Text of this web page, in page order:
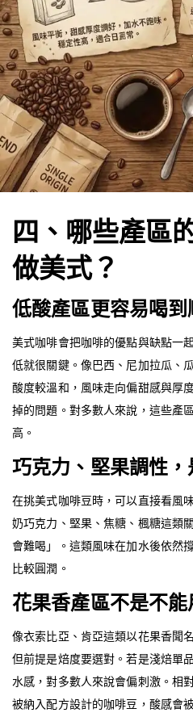
四、哪些產區
做美式？
低酸產區更容易喝
美式咖啡會把咖啡的優點與缺點一
低就很關鍵。像巴西、尼加拉瓜、
酸度較溫和，風味走向偏甜感與厚
掉的問題。對多數人來說，這些產
高。
巧克力、堅果調性
在挑美式咖啡豆時，可以直接看風
奶巧克力、堅果、焦糖、楓糖這類
會難喝」。這類風味在加水後依然
比較圓潤。
花果香產區不是不
像衣索比亞、肯亞這類以花果香聞
但前提是焙度要選對。若是淺焙單
水感，對多數人來說會偏刺激。相
被納入配方設計的咖啡豆，酸感會